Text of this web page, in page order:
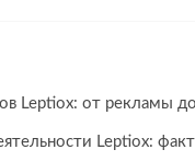
Leptiox: от рекламы
Leptiox: